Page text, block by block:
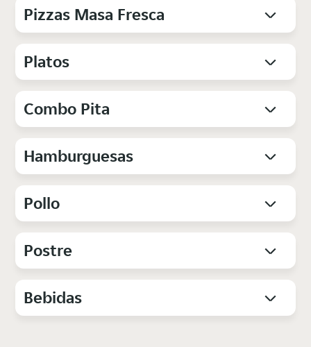
Pizzas Masa Fresca
Platos
Combo Pita
Hamburguesas
Pollo
Postre
Bebidas